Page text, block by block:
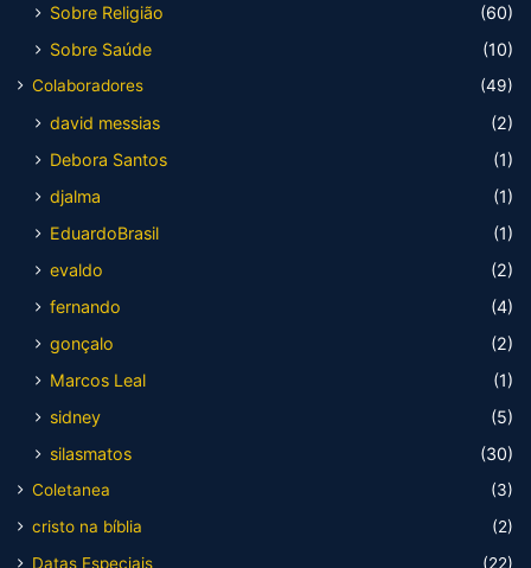
Sobre Religião
(60)
Sobre Saúde
(10)
Colaboradores (49)
david messias
(2)
Debora Santos
(1)
djalma
(1)
EduardoBrasil
(1)
evaldo
(2)
fernando
(4)
gonçalo
(2)
Marcos Leal
(1)
sidney
(5)
silasmatos
(30)
Coletanea
(3)
cristo na bíblia
(2)
Datas Especiais
(22)